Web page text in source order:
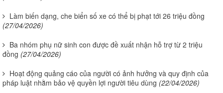
Làm biến dạng, che biển số xe có thể bị phạt tới 26 triệu đồng
(27/04/2026)
Ba nhóm phụ nữ sinh con được đề xuất nhận hỗ trợ từ 2 triệu
đồng (27/04/2026)
Hoạt động quảng cáo của người có ảnh hưởng và quy định của
pháp luật nhằm bảo vệ quyền lợi người tiêu dùng (22/04/2026)